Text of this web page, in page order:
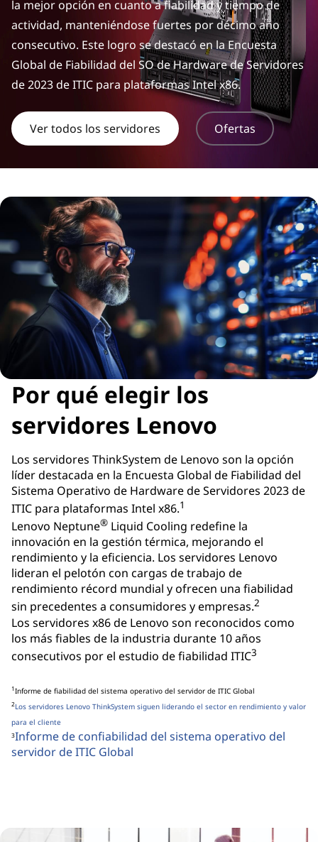
e
e
n
o
s
d
e
d
a
o
la mejor opción en cuanto a fiabilidad y tiempo de
actividad, manteniéndose fuertes por décimo año
consecutivo. Este logro se destacó en la Encuesta
Global de Fiabilidad del SO de Hardware de Servidores
de 2023 de ITIC para plataformas Intel x86.
Ver todos los servidores Ofertas
Por qué elegir los
servidores Lenovo
Los servidores ThinkSystem de Lenovo son la opción
líder destacada en la Encuesta Global de Fiabilidad del
Sistema Operativo de Hardware de Servidores 2023 de
ITIC para plataformas Intel x86.1
Lenovo Neptune® Liquid Cooling redefine la
innovación en la gestión térmica, mejorando el
rendimiento y la eficiencia. Los servidores Lenovo
lideran el pelotón con cargas de trabajo de
rendimiento récord mundial y ofrecen una fiabilidad
sin precedentes a consumidores y empresas.2
Los servidores x86 de Lenovo son reconocidos como
los más fiables de la industria durante 10 años
consecutivos por el estudio de fiabilidad ITIC3
1Informe de fiabilidad del sistema operativo del servidor de ITIC Global
2Los servidores Lenovo ThinkSystem siguen liderando el sector en rendimiento y valor
para el cliente
3Informe de confiabilidad del sistema operativo del
servidor de ITIC Global